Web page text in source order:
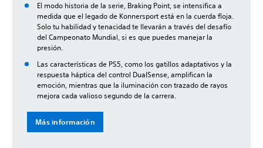
El modo historia de la serie, Braking Point, se intensifica a
medida que el legado de Konnersport está en la cuerda floja.
Solo tu habilidad y tenacidad te llevarán a través del desafío
del Campeonato Mundial, si es que puedes manejar la
presión.
Las características de PS5, como los gatillos adaptativos y la
respuesta háptica del control DualSense, amplifican la
emoción, mientras que la iluminación con trazado de rayos
mejora cada valioso segundo de la carrera.
Más información